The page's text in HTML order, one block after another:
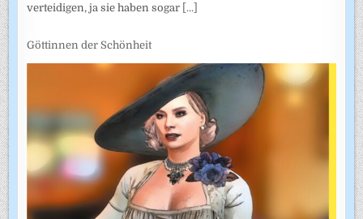
verteidigen, ja sie haben sogar [...]
Göttinnen der Schönheit